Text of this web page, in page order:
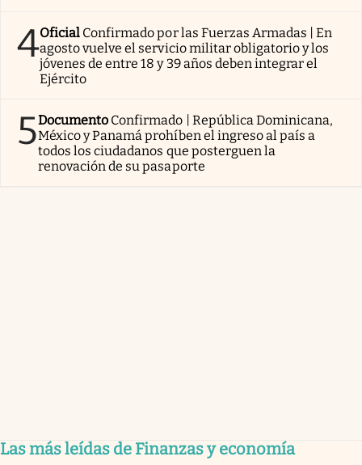
4Oficial Confirmado por las Fuerzas Armadas | En
agosto vuelve el servicio militar obligatorio y los
jóvenes de entre 18 y 39 años deben integrar el
Ejército
5Documento Confirmado | República Dominicana,
México y Panamá prohíben el ingreso al país a
todos los ciudadanos que posterguen la
renovación de su pasaporte
Las más leídas de Finanzas y economía